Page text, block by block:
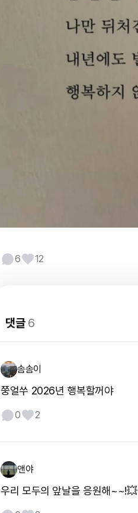
6 12
댓글6
솜솜이
쭝얼쑤 2026년 행복할꺼야
0 2
앤야
우리 모두의 앞날을 응원해~~!💥